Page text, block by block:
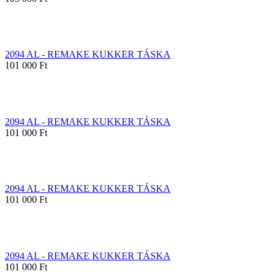
2094 AL - REMAKE KUKKER TÁSKA
101 000 Ft
2094 AL - REMAKE KUKKER TÁSKA
101 000 Ft
2094 AL - REMAKE KUKKER TÁSKA
101 000 Ft
2094 AL - REMAKE KUKKER TÁSKA
101 000 Ft